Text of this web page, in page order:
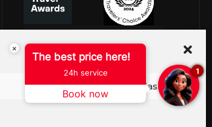
Ver preferências
×
The best price here!
24h service
Book now
1